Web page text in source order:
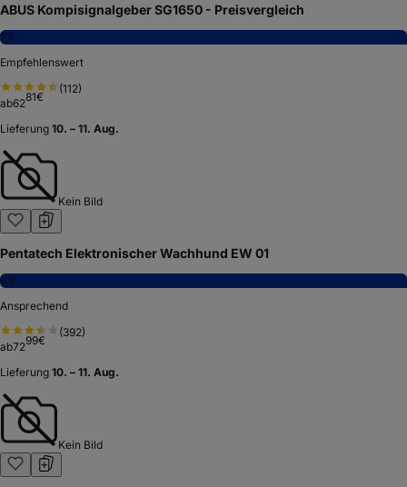
ABUS Kompisignalgeber SG1650 - Preisvergleich
7,6
Empfehlenswert
(112)
ab6281€
Lieferung 10. – 11. Aug.
Kein Bild
Pentatech Elektronischer Wachhund EW 01
6,9
Ansprechend
(392)
ab7299€
Lieferung 10. – 11. Aug.
Kein Bild